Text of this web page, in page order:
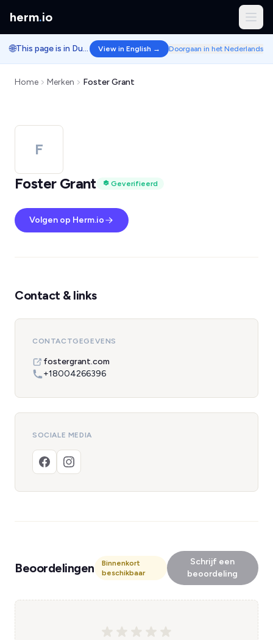
herm.io
🌐 This page is in Dutch. View in English → Doorgaan in het Nederlands
Home Merken Foster Grant
F
Foster Grant
Geverifieerd
Volgen op Herm.io
Contact & links
CONTACTGEGEVENS
fostergrant.com
+18004266396
SOCIALE MEDIA
Beoordelingen
Binnenkort
beschikbaar
Schrijf een
beoordeling